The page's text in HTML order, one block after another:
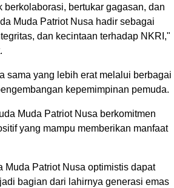
bertukar gagasan, dan
Muda Patriot Nusa hadir sebagai
dan kecintaan terhadap NKRI,"
sama yang lebih erat melalui berbagai
kepemimpinan pemuda.
Muda Patriot Nusa berkomitmen
yang mampu memberikan manfaat
Muda Patriot Nusa optimistis dapat
bagian dari lahirnya generasi emas